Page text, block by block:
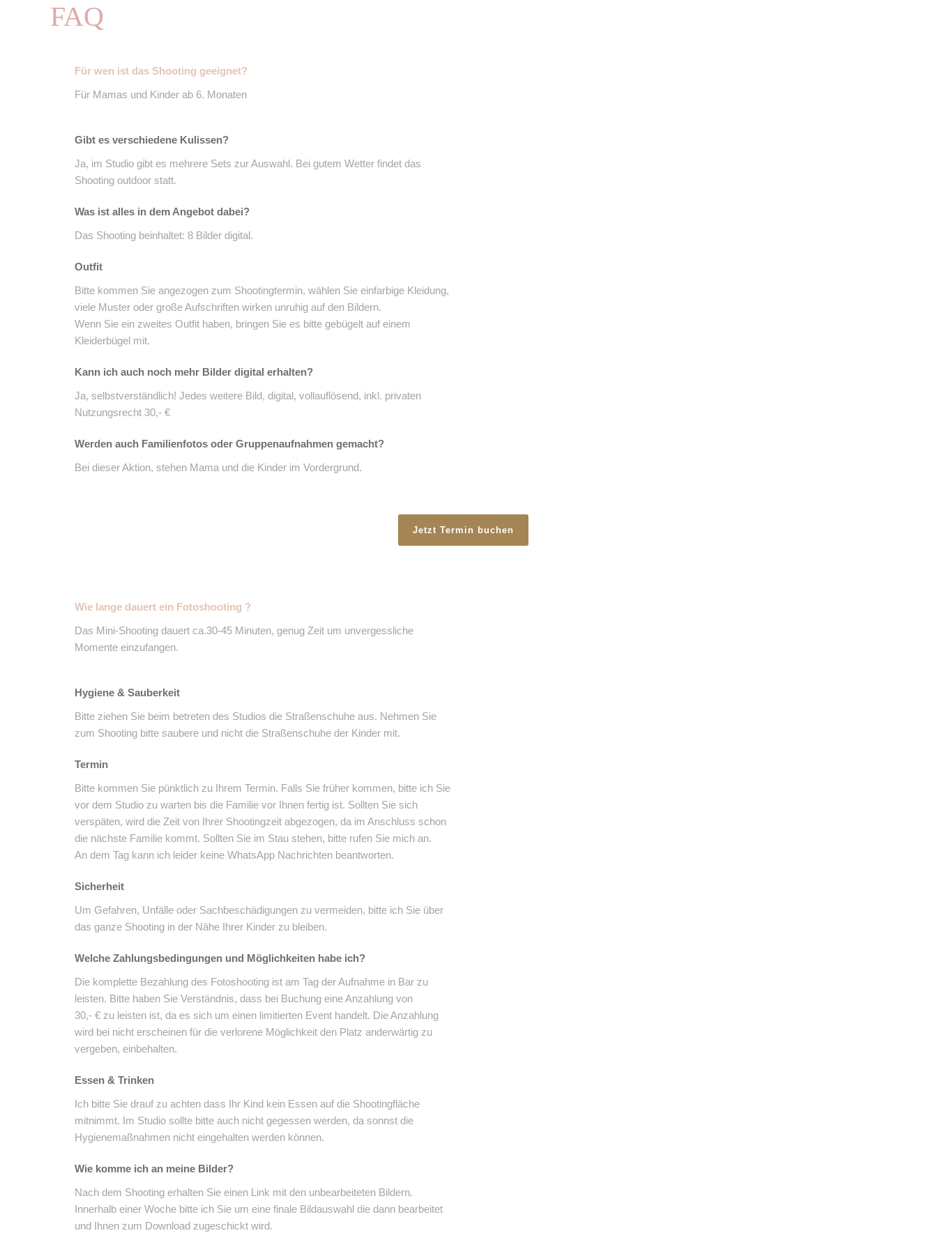
FAQ
Für wen ist das Shooting geeignet?
Für Mamas und Kinder ab 6. Monaten
Gibt es verschiedene Kulissen?
Ja, im Studio gibt es mehrere Sets zur Auswahl. Bei gutem Wetter findet das
Shooting outdoor statt.
Was ist alles in dem Angebot dabei?
Das Shooting beinhaltet: 8 Bilder digital.
Outfit
Bitte kommen Sie angezogen zum Shootingtermin, wählen Sie einfarbige Kleidung,
viele Muster oder große Aufschriften wirken unruhig auf den Bildern.
Wenn Sie ein zweites Outfit haben, bringen Sie es bitte gebügelt auf einem
Kleiderbügel mit.
Kann ich auch noch mehr Bilder digital erhalten?
Ja, selbstverständlich! Jedes weitere Bild, digital, vollauflösend, inkl. privaten
Nutzungsrecht 30,- €
Werden auch Familienfotos oder Gruppenaufnahmen gemacht?
Bei dieser Aktion, stehen Mama und die Kinder im Vordergrund.
Jetzt Termin buchen
Wie lange dauert ein Fotoshooting ?
Das Mini-Shooting dauert ca.30-45 Minuten, genug Zeit um unvergessliche
Momente einzufangen.
Hygiene & Sauberkeit
Bitte ziehen Sie beim betreten des Studios die Straßenschuhe aus. Nehmen Sie
zum Shooting bitte saubere und nicht die Straßenschuhe der Kinder mit.
Termin
Bitte kommen Sie pünktlich zu Ihrem Termin. Falls Sie früher kommen, bitte ich Sie
vor dem Studio zu warten bis die Familie vor Ihnen fertig ist. Sollten Sie sich
verspäten, wird die Zeit von Ihrer Shootingzeit abgezogen, da im Anschluss schon
die nächste Familie kommt. Sollten Sie im Stau stehen, bitte rufen Sie mich an.
An dem Tag kann ich leider keine WhatsApp Nachrichten beantworten.
Sicherheit
Um Gefahren, Unfälle oder Sachbeschädigungen zu vermeiden, bitte ich Sie über
das ganze Shooting in der Nähe Ihrer Kinder zu bleiben.
Welche Zahlungsbedingungen und Möglichkeiten habe ich?
Die komplette Bezahlung des Fotoshooting ist am Tag der Aufnahme in Bar zu
leisten. Bitte haben Sie Verständnis, dass bei Buchung eine Anzahlung von
30,- € zu leisten ist, da es sich um einen limitierten Event handelt. Die Anzahlung
wird bei nicht erscheinen für die verlorene Möglichkeit den Platz anderwärtig zu
vergeben, einbehalten.
Essen & Trinken
Ich bitte Sie drauf zu achten dass Ihr Kind kein Essen auf die Shootingfläche
mitnimmt. Im Studio sollte bitte auch nicht gegessen werden, da sonnst die
Hygienemaßnahmen nicht eingehalten werden können.
Wie komme ich an meine Bilder?
Nach dem Shooting erhalten Sie einen Link mit den unbearbeiteten Bildern.
Innerhalb einer Woche bitte ich Sie um eine finale Bildauswahl die dann bearbeitet
und Ihnen zum Download zugeschickt wird.